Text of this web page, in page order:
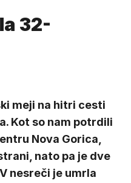
32-
meji na hitri cesti
Kot so nam potrdili
Nova Gorica,
nato pa je dve
nesreči je umrla